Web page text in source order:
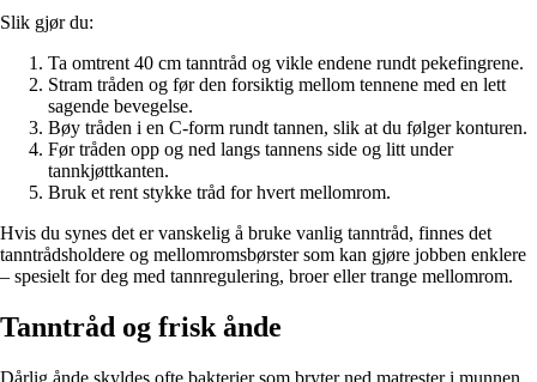
Slik gjør du:
Ta omtrent 40 cm tanntråd og vikle endene rundt pekefingrene.
Stram tråden og før den forsiktig mellom tennene med en lett
sagende bevegelse.
Bøy tråden i en C-form rundt tannen, slik at du følger konturen.
Før tråden opp og ned langs tannens side og litt under
tannkjøttkanten.
Bruk et rent stykke tråd for hvert mellomrom.
Hvis du synes det er vanskelig å bruke vanlig tanntråd, finnes det
tanntrådsholdere og mellomromsbørster som kan gjøre jobben enklere
– spesielt for deg med tannregulering, broer eller trange mellomrom.
Tanntråd og frisk ånde
Dårlig ånde skyldes ofte bakterier som bryter ned matrester i munnen.